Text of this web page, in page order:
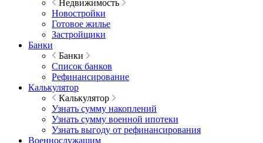
Недвижимость
Новостройки
Готовое жилье
Застройщики
Банки
Банки
Список банков
Рефинансирование
Калькулятор
Калькулятор
Узнать сумму накоплений
Узнать сумму военной ипотеки
Узнать выгоду от рефинансирования
Военнослужащим